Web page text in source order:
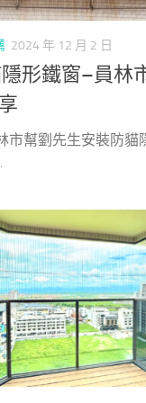
2024 年 12 月 2 日
形鐵窗–員林
市幫劉先生安裝防貓